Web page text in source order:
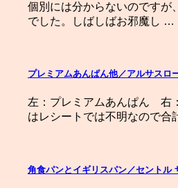
個別には分からないのですが
でした。しばしばお邪魔し …
プレミアムあんぱん他／アルサスロ
左：プレミアムあんぱん 右
はレシートでは不明なので合
角食パンとイギリスパン／セントル